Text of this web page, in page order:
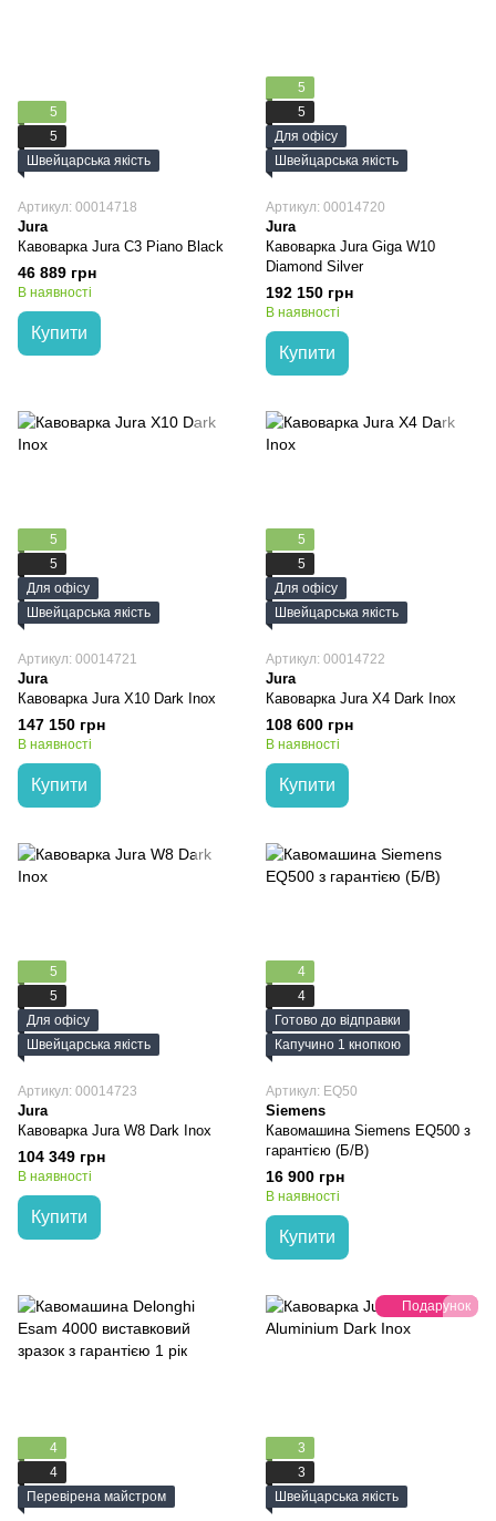
5
5
Швейцарська якість
Артикул: 00014718
Jura
Кавоварка Jura C3 Piano Black
46 889 грн
В наявності
Купити
5
5
Для офісу
Швейцарська якість
Артикул: 00014720
Jura
Кавоварка Jura Giga W10
Diamond Silver
192 150 грн
В наявності
Купити
5
5
Для офісу
Швейцарська якість
Артикул: 00014721
Jura
Кавоварка Jura X10 Dark Inox
147 150 грн
В наявності
Купити
5
5
Для офісу
Швейцарська якість
Артикул: 00014722
Jura
Кавоварка Jura X4 Dark Inox
108 600 грн
В наявності
Купити
5
5
Для офісу
Швейцарська якість
Артикул: 00014723
Jura
Кавоварка Jura W8 Dark Inox
104 349 грн
В наявності
Купити
4
4
Готово до відправки
Капучино 1 кнопкою
Артикул: EQ50
Siemens
Кавомашина Siemens EQ500 з
гарантією (Б/В)
16 900 грн
В наявності
Купити
4
4
Перевірена майстром
Подарунок
3
3
Швейцарська якість